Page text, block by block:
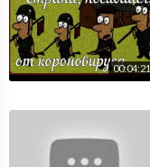
00:04:21